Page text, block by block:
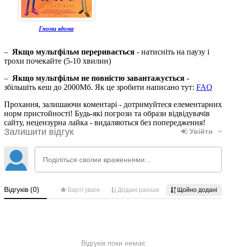
Гноми вдома
– Якщо мультфільм переривається - натисніть на паузу і
трохи почекайте (5-10 хвилин)
– Якщо мультфільм не повністю завантажується -
збільшіть кеш до 2000Мб. Як це зробити написано тут: FAQ
Прохання, залишаючи коментарі - дотримуйтеся елементарних
норм пристойності! Будь-які погрози та образи відвідувачів
сайту, нецензурна лайка - видаляються без попередження!